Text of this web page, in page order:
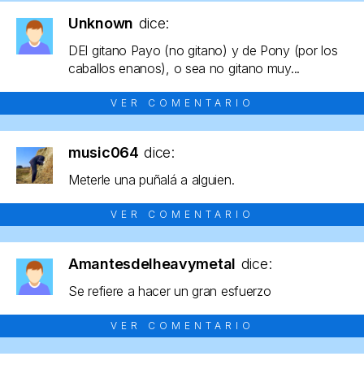
Unknown dice:
DEl gitano Payo (no gitano) y de Pony (por los
caballos enanos), o sea no gitano muy...
VER COMENTARIO
music064 dice:
Meterle una puñalá a alguien.
VER COMENTARIO
Amantesdelheavymetal dice:
Se refiere a hacer un gran esfuerzo
VER COMENTARIO